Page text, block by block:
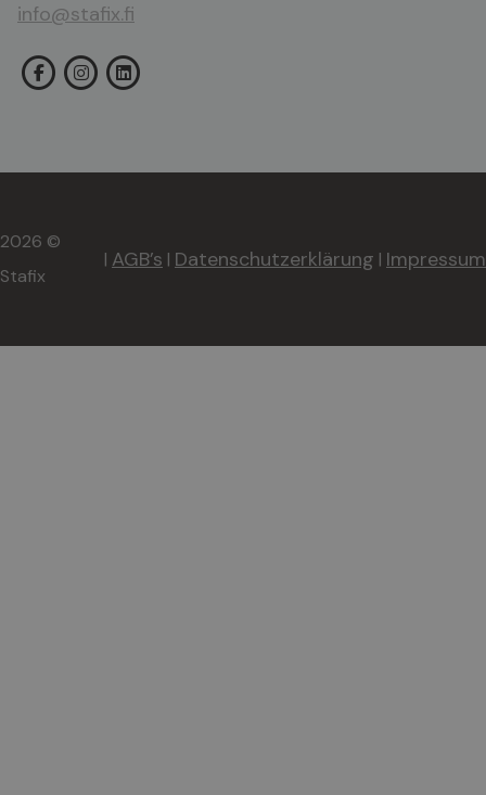
info@stafix.fi
2026 ©
Stafix
| AGB’s | Datenschutzerklärung | Impressum